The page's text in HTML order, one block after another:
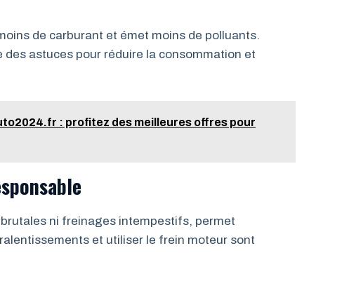
de carburant et émet moins de polluants.
astuces pour réduire la consommation et
: profitez des meilleures offres pour
ni freinages intempestifs, permet
et utiliser le frein moteur sont